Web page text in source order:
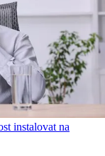
instalovat na